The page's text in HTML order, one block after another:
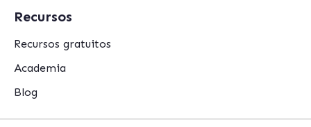
Recursos
Recursos gratuitos
Academia
Blog